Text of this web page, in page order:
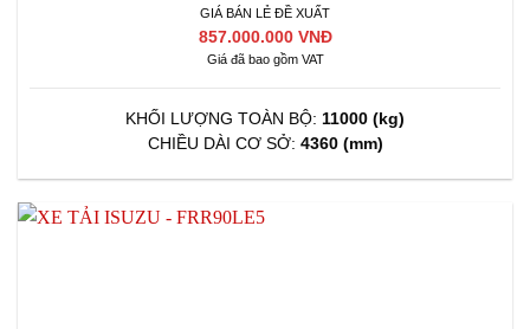
GIÁ BÁN LẺ ĐỀ XUẤT
857.000.000 VNĐ
Giá đã bao gồm VAT
KHỐI LƯỢNG TOÀN BỘ: 11000 (kg)
CHIỀU DÀI CƠ SỞ: 4360 (mm)